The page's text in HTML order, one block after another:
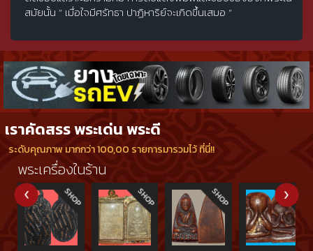
สมัยนั้น “ เมื่อใจมีศรัทธา ปาฏิหาริย์จะเกิดขึ้นเสมอ “
เราคัดสรร พระเด่น พระดี
ระดับคุณภาพ มากกว่า 100,00 รายการมารวมไว้ ที่นี่!!
พระเครื่องในร้าน